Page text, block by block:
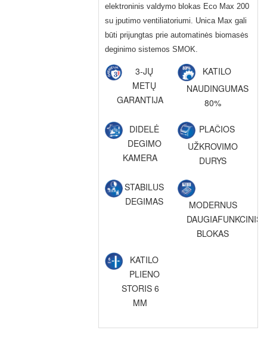
elektroninis valdymo blokas Eco Max 200
su įputimo ventiliatoriumi. Unica Max gali
būti prijungtas prie automatinės biomasės
deginimo sistemos SMOK.
3-JŲ
METŲ
GARANTIJA
KATILO
NAUDINGUMAS
80%
DIDELĖ
DEGIMO
KAMERA
PLAČIOS
UŽKROVIMO
DURYS
STABILUS
DEGIMAS
MODERNUS
DAUGIAFUNKCINIS
BLOKAS
KATILO
PLIENO
STORIS 6
MM